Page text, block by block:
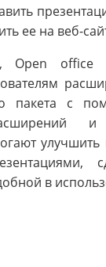
ее на веб-
Open office
пакета с
улучшить
в